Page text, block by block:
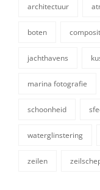
architectuur
boten
jachthavens
marina fotografie
schoonheid
waterglinstering
zeilen